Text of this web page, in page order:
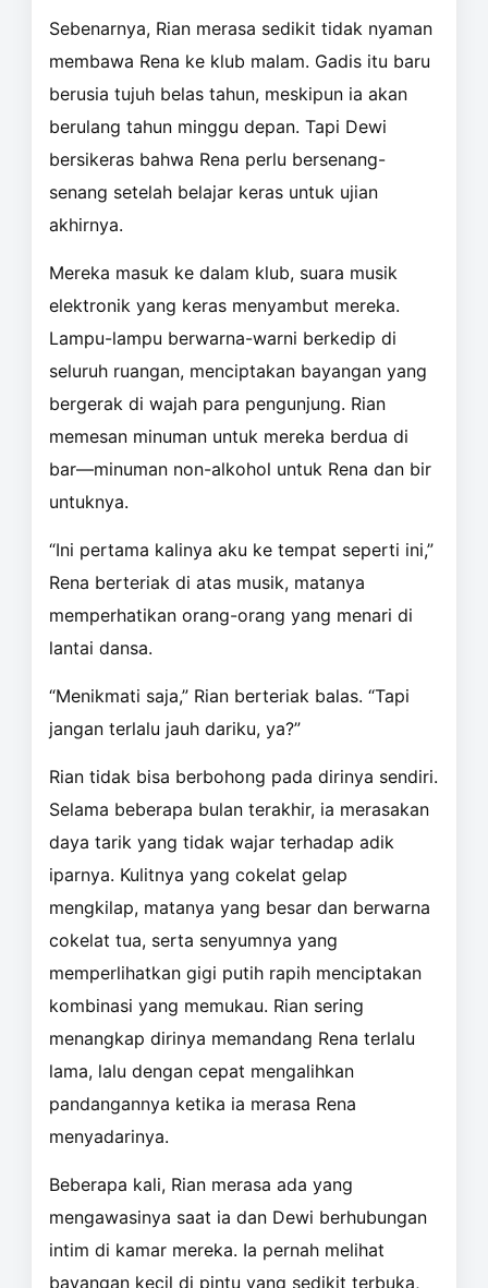
Sebenarnya, Rian merasa sedikit tidak nyaman
membawa Rena ke klub malam. Gadis itu baru
berusia tujuh belas tahun, meskipun ia akan
berulang tahun minggu depan. Tapi Dewi
bersikeras bahwa Rena perlu bersenang-
senang setelah belajar keras untuk ujian
akhirnya.
Mereka masuk ke dalam klub, suara musik
elektronik yang keras menyambut mereka.
Lampu-lampu berwarna-warni berkedip di
seluruh ruangan, menciptakan bayangan yang
bergerak di wajah para pengunjung. Rian
memesan minuman untuk mereka berdua di
bar—minuman non-alkohol untuk Rena dan bir
untuknya.
“Ini pertama kalinya aku ke tempat seperti ini,”
Rena berteriak di atas musik, matanya
memperhatikan orang-orang yang menari di
lantai dansa.
“Menikmati saja,” Rian berteriak balas. “Tapi
jangan terlalu jauh dariku, ya?”
Rian tidak bisa berbohong pada dirinya sendiri.
Selama beberapa bulan terakhir, ia merasakan
daya tarik yang tidak wajar terhadap adik
iparnya. Kulitnya yang cokelat gelap
mengkilap, matanya yang besar dan berwarna
cokelat tua, serta senyumnya yang
memperlihatkan gigi putih rapih menciptakan
kombinasi yang memukau. Rian sering
menangkap dirinya memandang Rena terlalu
lama, lalu dengan cepat mengalihkan
pandangannya ketika ia merasa Rena
menyadarinya.
Beberapa kali, Rian merasa ada yang
mengawasinya saat ia dan Dewi berhubungan
intim di kamar mereka. Ia pernah melihat
bayangan kecil di pintu yang sedikit terbuka,